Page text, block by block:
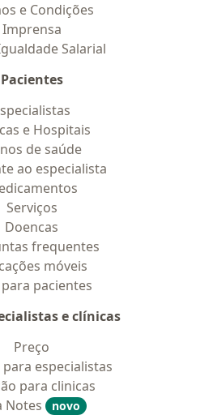
e Condições
Imprensa
Salarial
Pacientes
e Hospitais
de saúde
ao especialista
Serviços
Doencas
frequentes
móveis
pacientes
e clínicas
Preço
especialistas
para clinicas
Notes
novo